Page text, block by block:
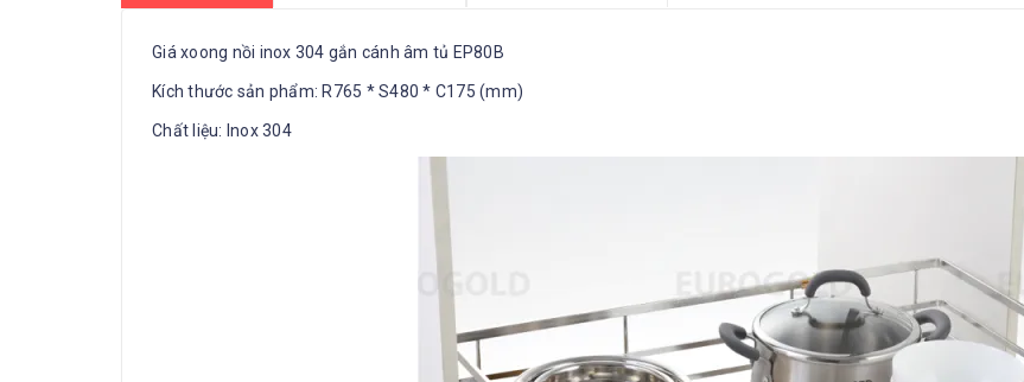
Giá xoong nồi inox 304 gắn cánh âm tủ EP80B
Kích thước sản phẩm: R765 * S480 * C175 (mm)
Chất liệu: Inox 304